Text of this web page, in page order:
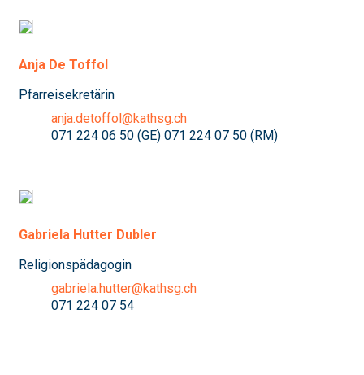
Anja De Toffol
Pfarreisekretärin
anja.detoffol@kathsg.ch
071 224 06 50 (GE) 071 224 07 50 (RM)
Gabriela Hutter Dubler
Religionspädagogin
gabriela.hutter@kathsg.ch
071 224 07 54